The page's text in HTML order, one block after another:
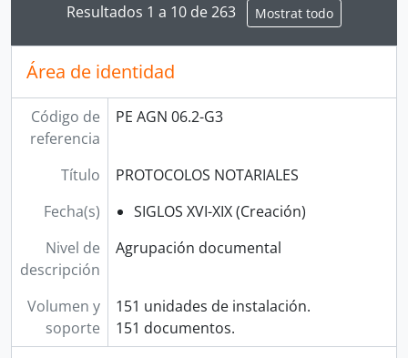
Resultados 1 a 10 de 263
Mostrat todo
Área de identidad
Código de
referencia
PE AGN 06.2-G3
Título
PROTOCOLOS NOTARIALES
Fecha(s)
SIGLOS XVI-XIX (Creación)
Nivel de
descripción
Agrupación documental
Volumen y
soporte
151 unidades de instalación.
151 documentos.